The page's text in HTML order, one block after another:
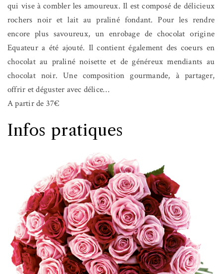
qui vise à combler les amoureux. Il est composé de délicieux
rochers noir et lait au praliné fondant. Pour les rendre
encore plus savoureux, un enrobage de chocolat origine
Equateur a été ajouté. Il contient également des coeurs en
chocolat au praliné noisette et de généreux mendiants au
chocolat noir. Une composition gourmande, à partager,
offrir et déguster avec délice…
A partir de 37€
Infos pratiques